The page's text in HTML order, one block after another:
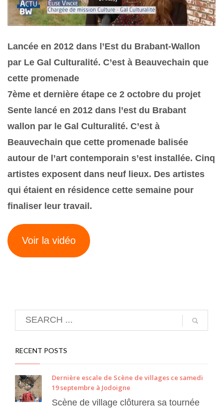
Lancée en 2012 dans l’Est du Brabant-Wallon
par Le Gal Culturalité. C’est à Beauvechain que
cette promenade
7ème et dernière étape ce 2 octobre du projet
Sente lancé en 2012 dans l’est du Brabant
wallon par le Gal Culturalité. C’est à
Beauvechain que cette promenade balisée
autour de l’art contemporain s’est installée. Cinq
artistes exposent dans neuf lieux. Des artistes
qui étaient en résidence cette semaine pour
finaliser leur travail.
Voir la vidéo
RECENT POSTS
Dernière escale de Scène de villages ce samedi
19 septembre à Jodoigne
Scène de village clôturera sa tournée